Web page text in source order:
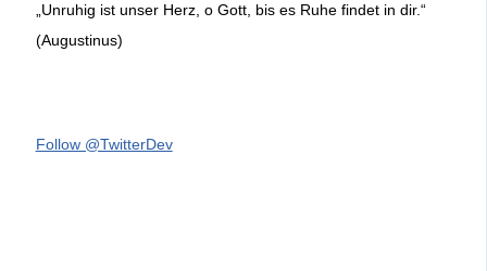
„Unruhig ist unser Herz, o Gott, bis es Ruhe findet in dir.“
(Augustinus)
Follow @TwitterDev